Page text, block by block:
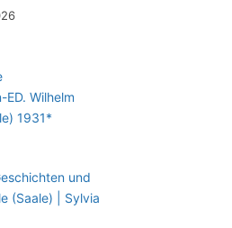
Wilhelm
1931*
und
(Saale) | Sylvia